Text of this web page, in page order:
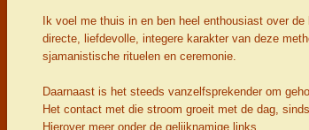
Ik voel me thuis in en ben heel enthousiast over
directe, liefdevolle, integere karakter van deze
sjamanistische rituelen en ceremonie.
Daarnaast is het steeds vanzelfsprekender om
Het contact met die stroom groeit met de dag,
Hierover meer onder de gelijknamige links.